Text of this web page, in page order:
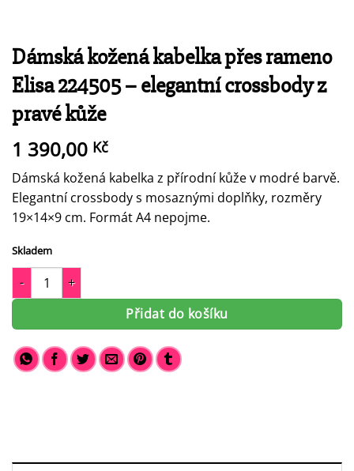
Dámská kožená kabelka přes rameno
Elisa 224505 – elegantní crossbody z
pravé kůže
1 390,00 Kč
Dámská kožená kabelka z přírodní kůže v modré barvě.
Elegantní crossbody s mosaznými doplňky, rozměry
19×14×9 cm. Formát A4 nepojme.
Skladem
Dámská kožená kabelka přes rameno Elisa 224505 – elegantní
Přidat do košíku